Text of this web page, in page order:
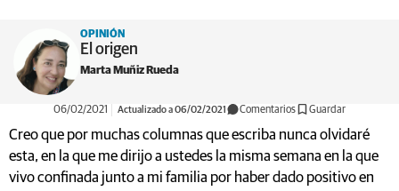
OPINIÓN
El origen
Marta Muñiz Rueda
06/02/2021 Actualizado a 06/02/2021 Comentarios Guardar
Creo que por muchas columnas que escriba nunca olvidaré
esta, en la que me dirijo a ustedes la misma semana en la que
vivo confinada junto a mi familia por haber dado positivo en